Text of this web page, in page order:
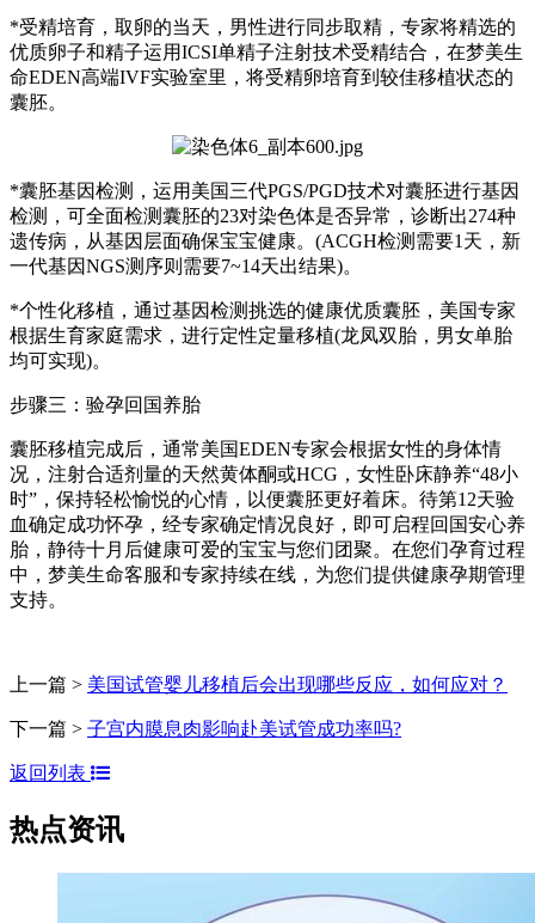
*受精培育，取卵的当天，男性进行同步取精，专家将精选的
优质卵子和精子运用ICSI单精子注射技术受精结合，在梦美生
命EDEN高端IVF实验室里，将受精卵培育到较佳移植状态的
囊胚。
*囊胚基因检测，运用美国三代PGS/PGD技术对囊胚进行基因
检测，可全面检测囊胚的23对染色体是否异常，诊断出274种
遗传病，从基因层面确保宝宝健康。(ACGH检测需要1天，新
一代基因NGS测序则需要7~14天出结果)。
*个性化移植，通过基因检测挑选的健康优质囊胚，美国专家
根据生育家庭需求，进行定性定量移植(龙凤双胎，男女单胎
均可实现)。
步骤三：验孕回国养胎
囊胚移植完成后，通常美国EDEN专家会根据女性的身体情
况，注射合适剂量的天然黄体酮或HCG，女性卧床静养“48小
时”，保持轻松愉悦的心情，以便囊胚更好着床。待第12天验
血确定成功怀孕，经专家确定情况良好，即可启程回国安心养
胎，静待十月后健康可爱的宝宝与您们团聚。在您们孕育过程
中，梦美生命客服和专家持续在线，为您们提供健康孕期管理
支持。
上一篇 > 美国试管婴儿移植后会出现哪些反应，如何应对？
下一篇 > 子宫内膜息肉影响赴美试管成功率吗?
返回列表
热点资讯